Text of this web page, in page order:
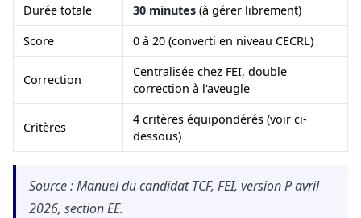
Durée totale 30 minutes (à gérer librement)
Score
0 à 20 (converti en niveau CECRL)
Correction
Centralisée chez FEI, double
correction à l'aveugle
Critères
4 critères équipondérés (voir ci-
dessous)
Source : Manuel du candidat TCF, FEI, version P avril
2026, section EE.